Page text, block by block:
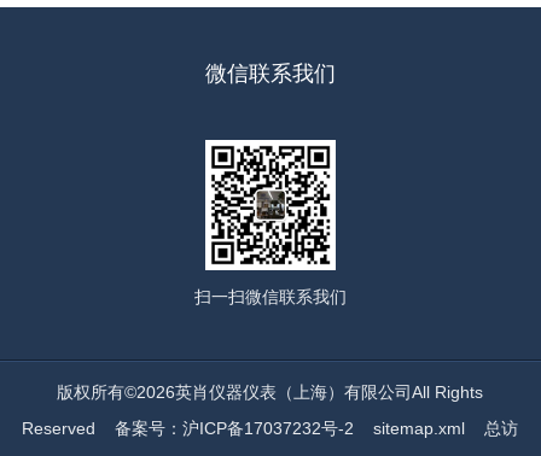
微信联系我们
扫一扫微信联系我们
版权所有©2026英肖仪器仪表（上海）有限公司All Rights
Reserved备案号：沪ICP备17037232号-2 sitemap.xml 总访